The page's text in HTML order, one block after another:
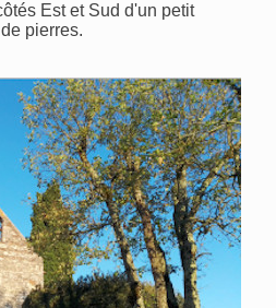
Est et Sud d'un petit
pierres.